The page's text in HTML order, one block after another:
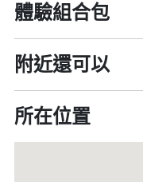
體驗組合包
附近還可以
所在位置